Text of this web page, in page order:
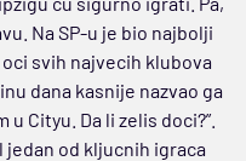
Na SP-u je bio najbolji
svih najvecih klubova
dana kasnije nazvao ga
Cityu. Da li zelis doci?”.
jedan od kljucnih igraca